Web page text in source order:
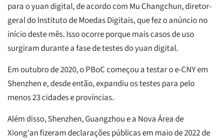
para o yuan digital, de acordo com Mu Changchun, diretor-
geral do Instituto de Moedas Digitais, que fez o anúncio no
início deste mês. Isso ocorre porque mais casos de uso
surgiram durante a fase de testes do yuan digital.
Em outubro de 2020, o PBoC começou a testar o e-CNY em
Shenzhen e, desde então, expandiu os testes para pelo
menos 23 cidades e províncias.
Além disso, Shenzhen, Guangzhou e a Nova Área de
Xiong'an fizeram declarações públicas em maio de 2022 de